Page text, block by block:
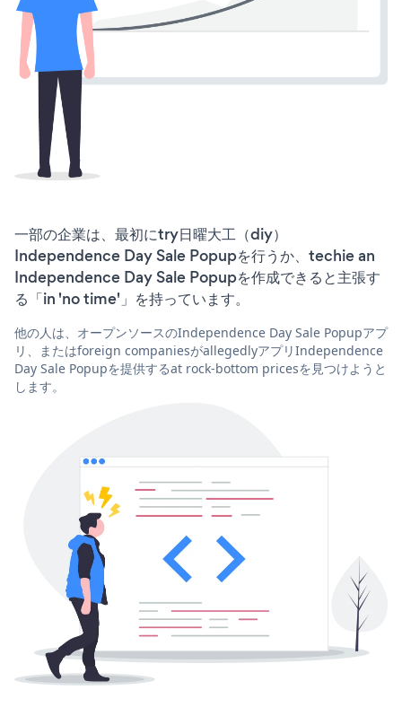
一部の企業は、最初にtry日曜大工（diy）
Independence Day Sale Popupを行うか、techie an
Independence Day Sale Popupを作成できると主張す
る「in 'no time'」を持っています。
他の人は、オープンソースのIndependence Day Sale Popupアプ
リ、またはforeign companiesがallegedlyアプリIndependence
Day Sale Popupを提供するat rock-bottom pricesを見つけようと
します。